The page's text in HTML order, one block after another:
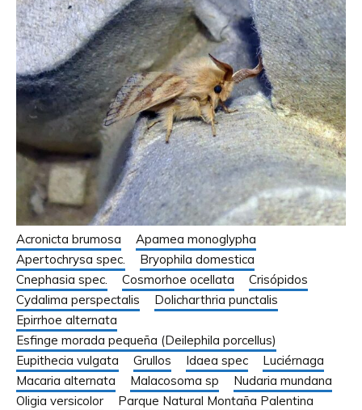
Acronicta brumosa
Apamea monoglypha
Apertochrysa spec.
Bryophila domestica
Cnephasia spec.
Cosmorhoe ocellata
Crisópidos
Cydalima perspectalis
Dolicharthria punctalis
Epirrhoe alternata
Esfinge morada pequeña (Deilephila porcellus)
Eupithecia vulgata
Grullos Idaea spec
Luciérnaga
Macaria alternata
Malacosoma sp
Nudaria mundana
Oligia versicolor
Parque Natural Montaña Palentina